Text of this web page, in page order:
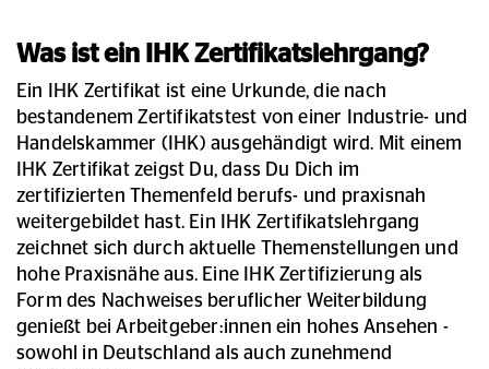
Was ist ein IHK Zertifikatslehrgang?
Ein IHK Zertifikat ist eine Urkunde, die nach
bestandenem Zertifikatstest von einer Industrie- und
Handelskammer (IHK) ausgehändigt wird. Mit einem
IHK Zertifikat zeigst Du, dass Du Dich im
zertifizierten Themenfeld berufs- und praxisnah
weitergebildet hast. Ein IHK Zertifikatslehrgang
zeichnet sich durch aktuelle Themenstellungen und
hohe Praxisnähe aus. Eine IHK Zertifizierung als
Form des Nachweises beruflicher Weiterbildung
genießt bei Arbeitgeber:innen ein hohes Ansehen -
sowohl in Deutschland als auch zunehmend